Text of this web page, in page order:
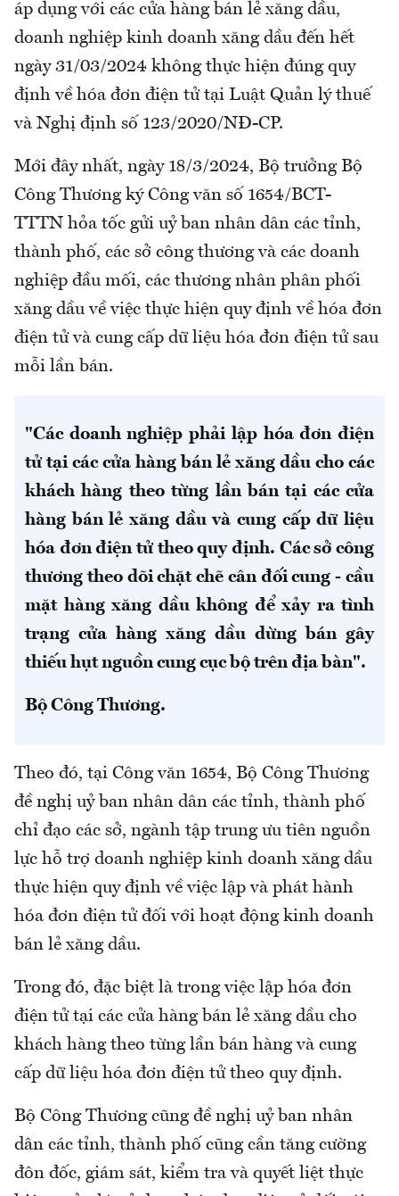
áp dụng với các cửa hàng bán lẻ xăng dầu,
doanh nghiệp kinh doanh xăng dầu đến hết
ngày 31/03/2024 không thực hiện đúng quy
định về hóa đơn điện tử tại Luật Quản lý thuế
và Nghị định số 123/2020/NĐ-CP.
Mới đây nhất, ngày 18/3/2024, Bộ trưởng Bộ
Công Thương ký Công văn số 1654/BCT-
TTTN hỏa tốc gửi uỷ ban nhân dân các tỉnh,
thành phố, các sở công thương và các doanh
nghiệp đầu mối, các thương nhân phân phối
xăng dầu về việc thực hiện quy định về hóa đơn
điện tử và cung cấp dữ liệu hóa đơn điện tử sau
mỗi lần bán.
"Các doanh nghiệp phải lập hóa đơn điện
tử tại các cửa hàng bán lẻ xăng dầu cho các
khách hàng theo từng lần bán tại các cửa
hàng bán lẻ xăng dầu và cung cấp dữ liệu
hóa đơn điện tử theo quy định. Các sở công
thương theo dõi chặt chẽ cân đối cung - cầu
mặt hàng xăng dầu không để xảy ra tình
trạng cửa hàng xăng dầu dừng bán gây
thiếu hụt nguồn cung cục bộ trên địa bàn".
Bộ Công Thương.
Theo đó, tại Công văn 1654, Bộ Công Thương
đề nghị uỷ ban nhân dân các tỉnh, thành phố
chỉ đạo các sở, ngành tập trung ưu tiên nguồn
lực hỗ trợ doanh nghiệp kinh doanh xăng dầu
thực hiện quy định về việc lập và phát hành
hóa đơn điện tử đối với hoạt động kinh doanh
bán lẻ xăng dầu.
Trong đó, đặc biệt là trong việc lập hóa đơn
điện tử tại các cửa hàng bán lẻ xăng dầu cho
khách hàng theo từng lần bán hàng và cung
cấp dữ liệu hóa đơn điện tử theo quy định.
Bộ Công Thương cũng đề nghị uỷ ban nhân
dân các tỉnh, thành phố cũng cần tăng cường
đôn đốc, giám sát, kiểm tra và quyết liệt thực